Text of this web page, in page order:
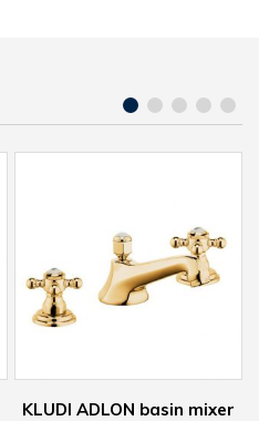
basin mixer
two